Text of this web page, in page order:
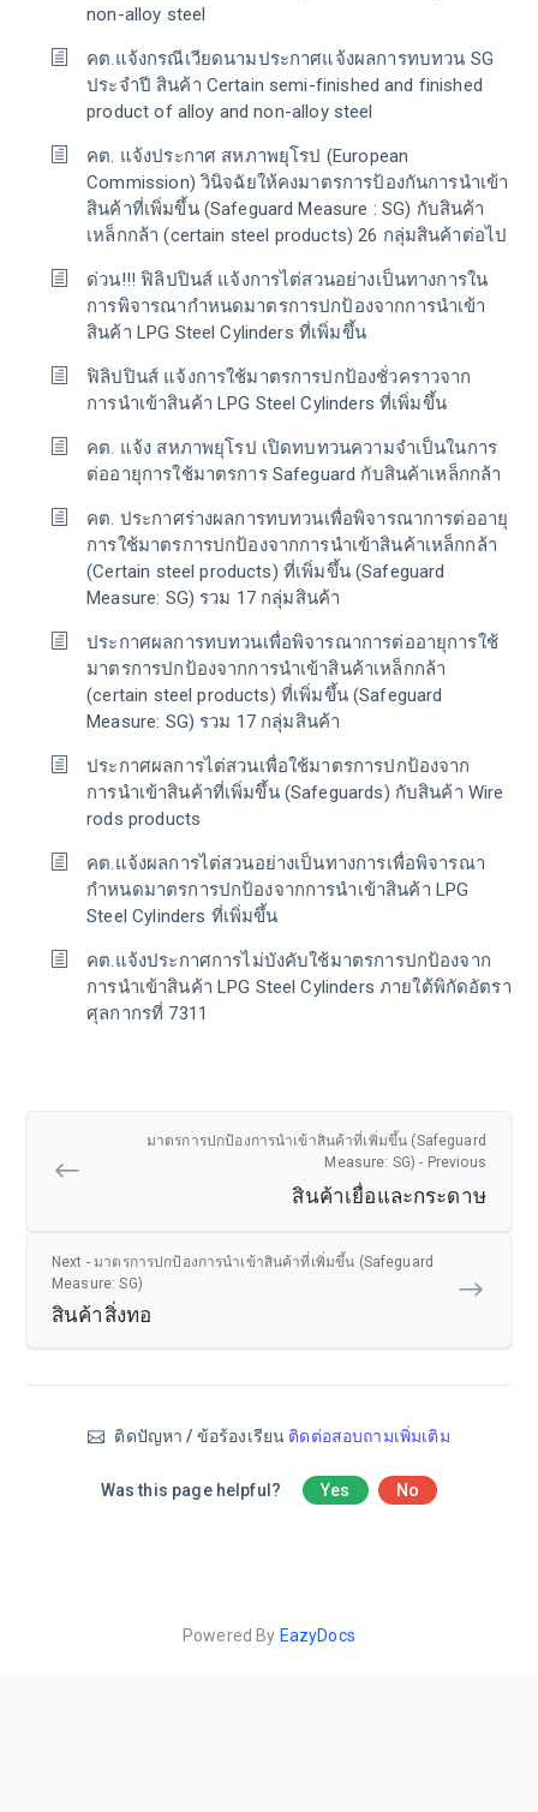
non-alloy steel
คต.แจ้งกรณีเวียดนามประกาศแจ้งผลการทบทวน SG
ประจำปี สินค้า Certain semi-finished and finished
product of alloy and non-alloy steel
คต. แจ้งประกาศ สหภาพยุโรป (European
Commission) วินิจฉัยให้คงมาตรการป้องกันการนำเข้า
สินค้าที่เพิ่มขึ้น (Safeguard Measure : SG) กับสินค้า
เหล็กกล้า (certain steel products) 26 กลุ่มสินค้าต่อไป
ด่วน!!! ฟิลิปปินส์ แจ้งการไต่สวนอย่างเป็นทางการใน
การพิจารณากำหนดมาตรการปกป้องจากการนำเข้า
สินค้า LPG Steel Cylinders ที่เพิ่มขึ้น
ฟิลิปปินส์ แจ้งการใช้มาตรการปกป้องชั่วคราวจาก
การนำเข้าสินค้า LPG Steel Cylinders ที่เพิ่มขึ้น
คต. แจ้ง สหภาพยุโรป เปิดทบทวนความจำเป็นในการ
ต่ออายุการใช้มาตรการ Safeguard กับสินค้าเหล็กกล้า
คต. ประกาศร่างผลการทบทวนเพื่อพิจารณาการต่ออายุ
การใช้มาตรการปกป้องจากการนำเข้าสินค้าเหล็กกล้า
(Certain steel products) ที่เพิ่มขึ้น (Safeguard
Measure: SG) รวม 17 กลุ่มสินค้า
ประกาศผลการทบทวนเพื่อพิจารณาการต่ออายุการใช้
มาตรการปกป้องจากการนำเข้าสินค้าเหล็กกล้า
(certain steel products) ที่เพิ่มขึ้น (Safeguard
Measure: SG) รวม 17 กลุ่มสินค้า
ประกาศผลการไต่สวนเพื่อใช้มาตรการปกป้องจาก
การนำเข้าสินค้าที่เพิ่มขึ้น (Safeguards) กับสินค้า Wire
rods products
คต.แจ้งผลการไต่สวนอย่างเป็นทางการเพื่อพิจารณา
กำหนดมาตรการปกป้องจากการนำเข้าสินค้า LPG
Steel Cylinders ที่เพิ่มขึ้น
คต.แจ้งประกาศการไม่บังคับใช้มาตรการปกป้องจาก
การนำเข้าสินค้า LPG Steel Cylinders ภายใต้พิกัดอัตรา
ศุลกากรที่ 7311
มาตรการปกป้องการนำเข้าสินค้าที่เพิ่มขึ้น (Safeguard
Measure: SG) - Previous
สินค้าเยื่อและกระดาษ
Next - มาตรการปกป้องการนำเข้าสินค้าที่เพิ่มขึ้น (Safeguard
Measure: SG)
สินค้าสิ่งทอ
ติดปัญหา / ข้อร้องเรียน ติดต่อสอบถามเพิ่มเติม
Was this page helpful? Yes No
Powered By EazyDocs